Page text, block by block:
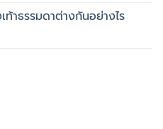
าธรรมดาต่างกันอย่างไร